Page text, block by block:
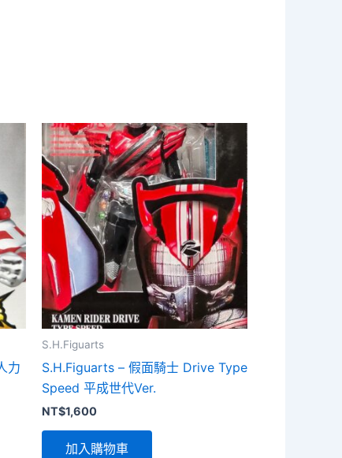
力
S.H.Figuarts
S.H.Figuarts – 假面騎士 Drive Type
Speed 平成世代Ver.
NT$1,600
加入購物車